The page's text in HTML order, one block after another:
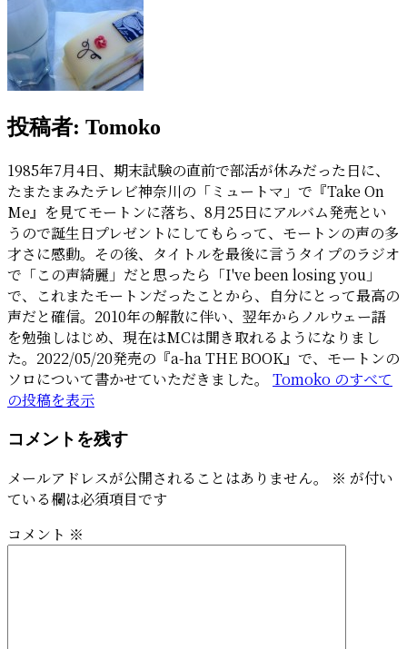
投稿者: Tomoko
1985年7月4日、期末試験の直前で部活が休みだった日に、
たまたまみたテレビ神奈川の「ミュートマ」で『Take On
Me』を見てモートンに落ち、8月25日にアルバム発売とい
うので誕生日プレゼントにしてもらって、モートンの声の多
才さに感動。その後、タイトルを最後に言うタイプのラジオ
で「この声綺麗」だと思ったら「I've been losing you」
で、これまたモートンだったことから、自分にとって最高の
声だと確信。2010年の解散に伴い、翌年からノルウェー語
を勉強しはじめ、現在はMCは聞き取れるようになりまし
た。2022/05/20発売の『a-ha THE BOOK』で、モートンの
ソロについて書かせていただきました。 Tomoko のすべて
の投稿を表示
コメントを残す
メールアドレスが公開されることはありません。 ※ が付い
ている欄は必須項目です
コメント ※